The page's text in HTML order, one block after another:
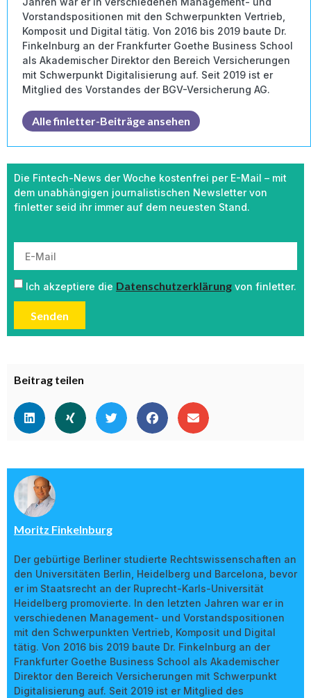
Die Fintech-News der Woche kostenfrei per E-Mail – mit
dem unabhängigen journalistischen Newsletter von
finletter seid ihr immer auf dem neuesten Stand.
Ich akzeptiere die Datenschutzerklärung von finletter.
Senden
Beitrag teilen
Moritz Finkelnburg
Der gebürtige Berliner studierte Rechtswissenschaften an
den Universitäten Berlin, Heidelberg und Barcelona, bevor
er im Staatsrecht an der Ruprecht-Karls-Universität
Heidelberg promovierte. In den letzten Jahren war er in
verschiedenen Management- und Vorstandspositionen
mit den Schwerpunkten Vertrieb, Komposit und Digital
tätig. Von 2016 bis 2019 baute Dr. Finkelnburg an der
Frankfurter Goethe Business School als Akademischer
Direktor den Bereich Versicherungen mit Schwerpunkt
Digitalisierung auf. Seit 2019 ist er Mitglied des
Vorstandspositionen mit den Schwerpunkten Vertrieb,
Komposit und Digital tätig. Von 2016 bis 2019 baute Dr.
Finkelnburg an der Frankfurter Goethe Business School
als Akademischer Direktor den Bereich Versicherungen
mit Schwerpunkt Digitalisierung auf. Seit 2019 ist er
Mitglied des Vorstandes der BGV-Versicherung AG.
Alle finletter-Beiträge ansehen